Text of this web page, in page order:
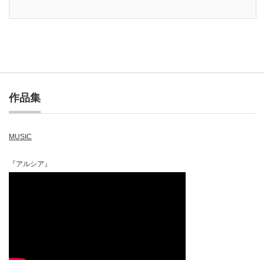
作品集
MUSIC
『アルシア』